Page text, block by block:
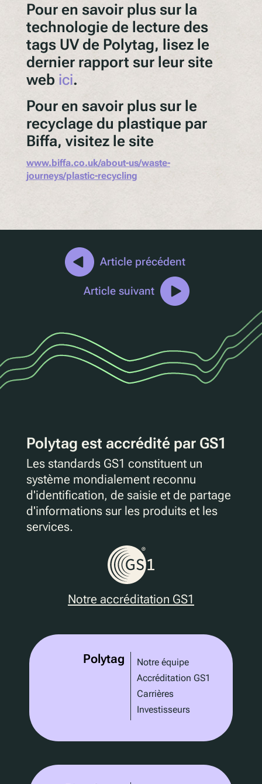
Pour en savoir plus sur la
technologie de lecture des
tags UV de Polytag, lisez le
dernier rapport sur leur site
web ici.
Pour en savoir plus sur le
recyclage du plastique par
Biffa, visitez le site
www.biffa.co.uk/about-us/waste-
journeys/plastic-recycling
Article précédent
Article suivant
Polytag est accrédité par GS1
Les standards GS1 constituent un
système mondialement reconnu
d'identification, de saisie et de partage
d'informations sur les produits et les
services.
Notre accréditation GS1
Polytag
Notre équipe
Accréditation GS1
Carrières
Investisseurs